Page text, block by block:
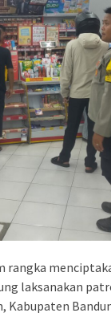
rangka
laksanakan